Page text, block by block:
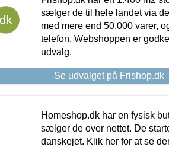
sælger de til hele landet via
med mere end 50.000 varer,
telefon. Webshoppen er
udvalg.
Se udvalget på Frishop.dk
Homeshop.dk har en fysisk
sælger de over nettet. De
danskejet. Klik her for at se